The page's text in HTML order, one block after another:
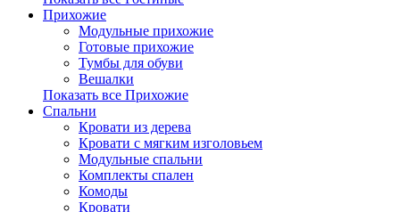
Прихожие
Модульные прихожие
Готовые прихожие
Тумбы для обуви
Вешалки
Показать все Прихожие
Спальни
Кровати из дерева
Кровати с мягким изголовьем
Модульные спальни
Комплекты спален
Комоды
Кровати